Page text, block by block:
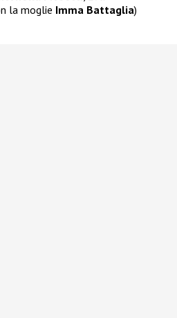
la moglie Imma Battaglia)